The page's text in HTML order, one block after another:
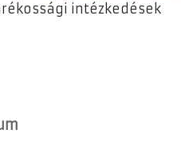
intézkedések